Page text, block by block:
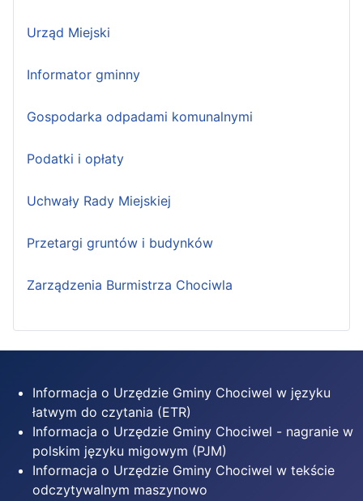
Urząd Miejski
Informator gminny
Gospodarka odpadami komunalnymi
Podatki i opłaty
Uchwały Rady Miejskiej
Przetargi gruntów i budynków
Zarządzenia Burmistrza Chociwla
Informacja o Urzędzie Gminy Chociwel w języku
łatwym do czytania (ETR)
Informacja o Urzędzie Gminy Chociwel - nagranie w
polskim języku migowym (PJM)
Informacja o Urzędzie Gminy Chociwel w tekście
odczytywalnym maszynowo